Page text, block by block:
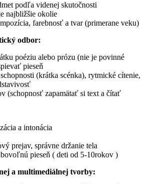
podľa videnej skutočnosti
najbližšie okolie
farebnosť a tvar (primerane veku)
odbor:
poéziu alebo prózu (nie je povinné
pieseň
(krátka scénka), rytmické cítenie,
(schopnosť zapamätať si text a čítať
a intonácia
prejav, správne držanie tela
pieseň ( deti od 5-10rokov )
a multimediálnej tvorby: